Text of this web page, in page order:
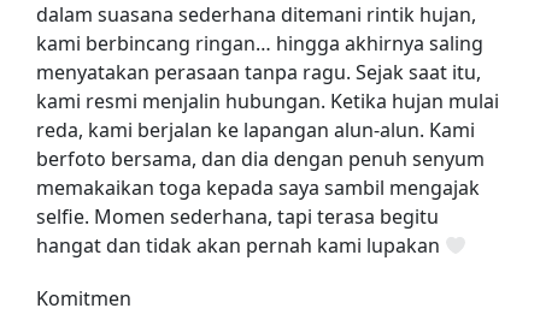
dalam suasana sederhana ditemani rintik hujan,
kami berbincang ringan… hingga akhirnya saling
menyatakan perasaan tanpa ragu. Sejak saat itu,
kami resmi menjalin hubungan. Ketika hujan mulai
reda, kami berjalan ke lapangan alun-alun. Kami
berfoto bersama, dan dia dengan penuh senyum
memakaikan toga kepada saya sambil mengajak
selfie. Momen sederhana, tapi terasa begitu
hangat dan tidak akan pernah kami lupakan
Komitmen